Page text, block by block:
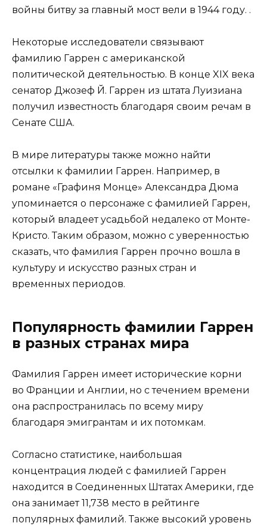
войны битву за главный мост вели в 1944 году. .
Некоторые исследователи связывают
фамилию Гаррен с американской
политической деятельностью. В конце XIX века
сенатор Джозеф Й. Гаррен из штата Луизиана
получил известность благодаря своим речам в
Сенате США.
В мире литературы также можно найти
отсылки к фамилии Гаррен. Например, в
романе «Графиня Монце» Александра Дюма
упоминается о персонаже с фамилией Гаррен,
который владеет усадьбой недалеко от Монте-
Кристо. Таким образом, можно с уверенностью
сказать, что фамилия Гаррен прочно вошла в
культуру и искусство разных стран и
временных периодов.
Популярность фамилии Гаррен
в разных странах мира
Фамилия Гаррен имеет исторические корни
во Франции и Англии, но с течением времени
она распространилась по всему миру
благодаря эмигрантам и их потомкам.
Согласно статистике, наибольшая
концентрация людей с фамилией Гаррен
находится в Соединенных Штатах Америки, где
она занимает 11,738 место в рейтинге
популярных фамилий. Также высокий уровень